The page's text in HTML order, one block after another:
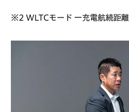
※2 WLTCモード 一充電航続距離